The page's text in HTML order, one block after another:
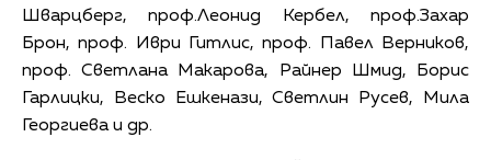
Шварцберг, проф.Леонид Кербел, проф.Захар
Брон, проф. Иври Гитлис, проф. Павел Верников,
проф. Светлана Макарова, Райнер Шмид, Борис
Гарлицки, Веско Ешкенази, Светлин Русев, Мила
Георгиева и др.